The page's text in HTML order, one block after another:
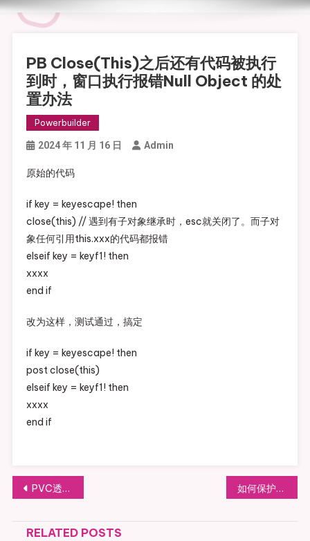
PB Close(this)之后还有代码被执行
到时，窗口执行报错Null Object 的处
置办法
Powerbuilder
2024 年 11 月 16 日 Admin
原始的代码
if key = keyescape! then
close(this) // 遇到有子对象继承时，esc就关闭了。而子对
象任何引用this.xxx的代码都报错
elseif key = keyf1! then
xxxx
end if
改为这样，测试通过，搞定
if key = keyescape! then
post close(this)
elseif key = keyf1! then
xxxx
end if
文章导航
PVC透明桌布粘上照片上面的染料颜色如何清除 如何保护眼睛，可采用语音方式获取外界知识，并积极锻炼身体做到劳逸结合。
RELATED POSTS